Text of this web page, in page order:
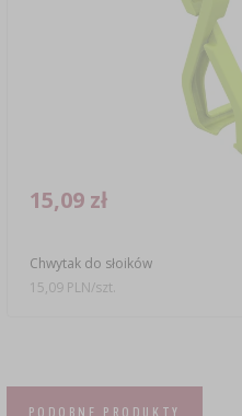
Chwytak do słoików
15,09 zł
15,09 PLN/szt.
PODOBNE PRODUKTY